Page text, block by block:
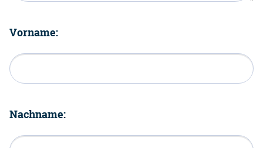
Vorname:
Nachname: